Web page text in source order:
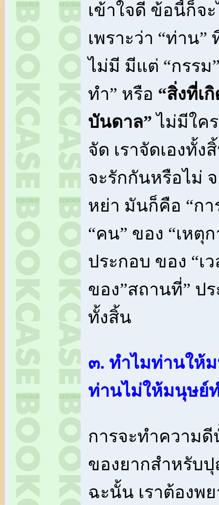
เข้าใจดี ข้อนี้ก็จ
เพราะว่า “ท่าน
ไม่มี มีแต่ “กรรม
ทำ” หรือ “สิ่งที่เ
บันดาล” ไม่มีใค
จัด เราจัดเองทั้ง
จะรักกันหรือไม่
หย่า มันก็คือ “กา
“คน” ของ “เหตุ
ประกอบ ของ “เ
ของ”สถานที่” ป
ทั้งสิ้น
๓. ทำไมท่านให้
ท่านไม่ให้มนุษย์
การจะทำความ
ของยากสำหรับปุ
ฉะนั้น เราต้องพ